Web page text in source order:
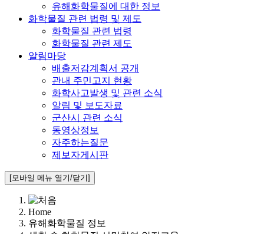
유해화학물질에 대한 정보
화학물질 관련 법령 및 제도
화학물질 관련 법령
화학물질 관련 제도
알림마당
배출저감계획서 공개
관내 주민고지 현황
화학사고발생 및 관련 소식
알림 및 보도자료
군산시 관련 소식
동영상정보
자주하는질문
제보자게시판
[모바일 메뉴 열기/닫기]
Home
유해화학물질 정보